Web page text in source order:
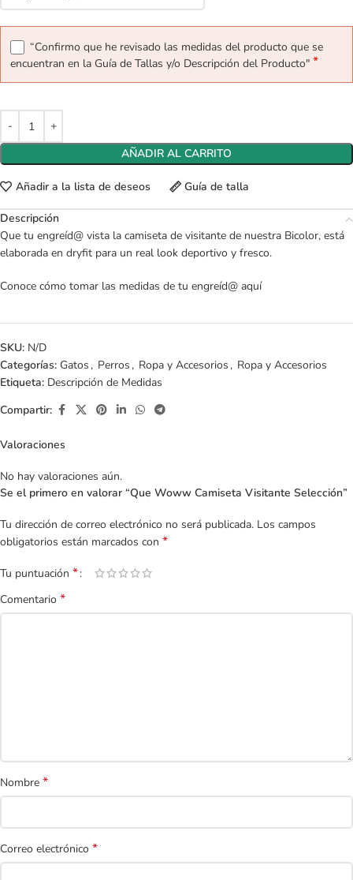
“Confirmo que he revisado las medidas del producto que se
encuentran en la Guía de Tallas y/o Descripción del Producto" *
AÑADIR AL CARRITO
Añadir a la lista de deseos Guía de talla
Descripción
Que tu engreíd@ vista la camiseta de visitante de nuestra Bicolor, está
elaborada en dryfit para un real look deportivo y fresco.
Conoce cómo tomar las medidas de tu engreíd@ aquí
SKU: N/D
Categorías: Gatos , Perros , Ropa y Accesorios , Ropa y Accesorios
Etiqueta: Descripción de Medidas
Compartir:
Valoraciones
No hay valoraciones aún.
Se el primero en valorar “Que Woww Camiseta Visitante Selección”
Tu dirección de correo electrónico no será publicada. Los campos
obligatorios están marcados con *
Tu puntuación *
Comentario *
Nombre *
Correo electrónico *